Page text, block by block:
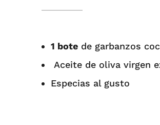
1 botede garbanzos
Aceite de oliva virgen
Especias al gusto